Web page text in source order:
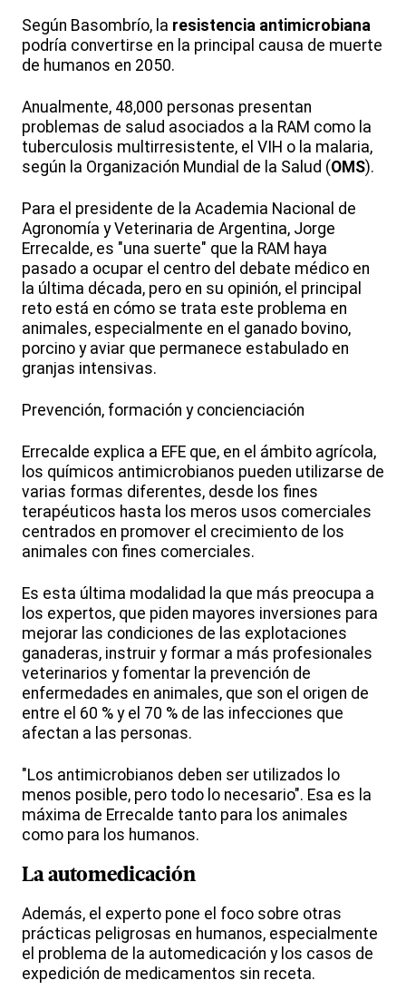
Según Basombrío, la resistencia antimicrobiana
podría convertirse en la principal causa de muerte
de humanos en 2050.
Anualmente, 48,000 personas presentan
problemas de salud asociados a la RAM como la
tuberculosis multirresistente, el VIH o la malaria,
según la Organización Mundial de la Salud (OMS).
Para el presidente de la Academia Nacional de
Agronomía y Veterinaria de Argentina, Jorge
Errecalde, es "una suerte" que la RAM haya
pasado a ocupar el centro del debate médico en
la última década, pero en su opinión, el principal
reto está en cómo se trata este problema en
animales, especialmente en el ganado bovino,
porcino y aviar que permanece estabulado en
granjas intensivas.
Prevención, formación y concienciación
Errecalde explica a EFE que, en el ámbito agrícola,
los químicos antimicrobianos pueden utilizarse de
varias formas diferentes, desde los fines
terapéuticos hasta los meros usos comerciales
centrados en promover el crecimiento de los
animales con fines comerciales.
Es esta última modalidad la que más preocupa a
los expertos, que piden mayores inversiones para
mejorar las condiciones de las explotaciones
ganaderas, instruir y formar a más profesionales
veterinarios y fomentar la prevención de
enfermedades en animales, que son el origen de
entre el 60 % y el 70 % de las infecciones que
afectan a las personas.
"Los antimicrobianos deben ser utilizados lo
menos posible, pero todo lo necesario". Esa es la
máxima de Errecalde tanto para los animales
como para los humanos.
La automedicación
Además, el experto pone el foco sobre otras
prácticas peligrosas en humanos, especialmente
el problema de la automedicación y los casos de
expedición de medicamentos sin receta.